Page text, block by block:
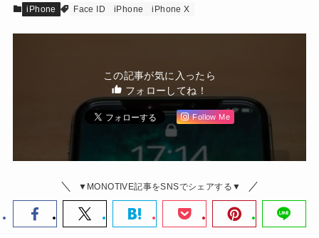
iPhone Face ID iPhone iPhone X
この記事が気に入ったら
フォローしてね！
Follow Me
▼MONOTIVE記事をSNSでシェアする▼